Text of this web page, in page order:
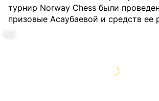
турнир Norway Chess были
призовые Асаубаевой и средств ее